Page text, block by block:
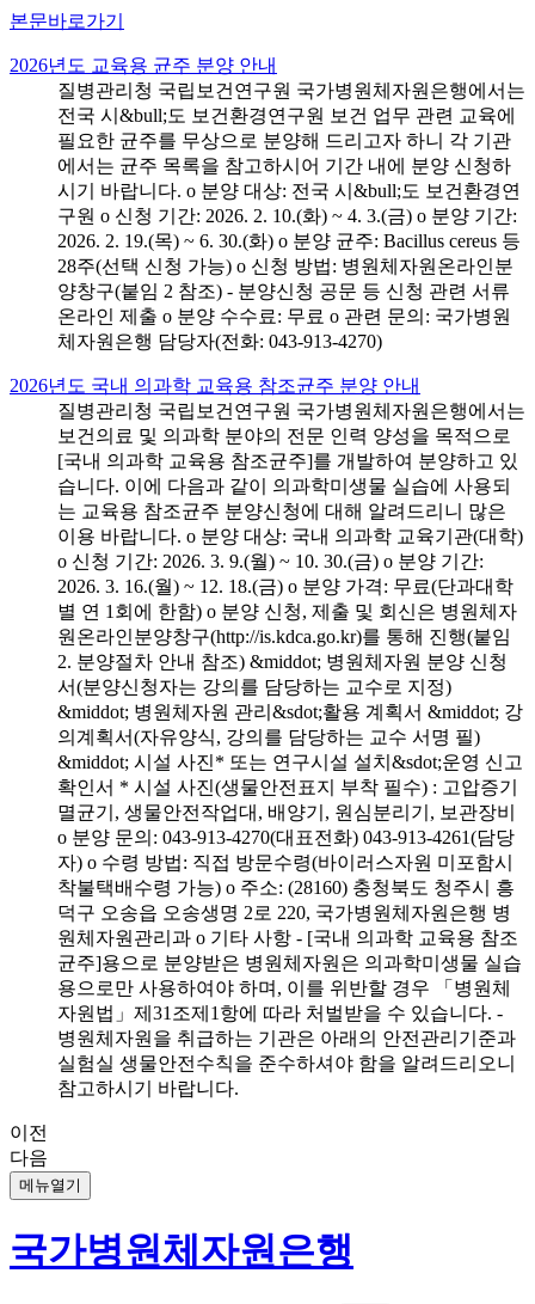
본문바로가기
2026년도 교육용 균주 분양 안내
질병관리청 국립보건연구원 국가병원체자원은행에서는
전국 시&bull;도 보건환경연구원 보건 업무 관련 교육에
필요한 균주를 무상으로 분양해 드리고자 하니 각 기관
에서는 균주 목록을 참고하시어 기간 내에 분양 신청하
시기 바랍니다. o 분양 대상: 전국 시&bull;도 보건환경연
구원 o 신청 기간: 2026. 2. 10.(화) ~ 4. 3.(금) o 분양 기간:
2026. 2. 19.(목) ~ 6. 30.(화) o 분양 균주: Bacillus cereus 등
28주(선택 신청 가능) o 신청 방법: 병원체자원온라인분
양창구(붙임 2 참조) - 분양신청 공문 등 신청 관련 서류
온라인 제출 o 분양 수수료: 무료 o 관련 문의: 국가병원
체자원은행 담당자(전화: 043-913-4270)
2026년도 국내 의과학 교육용 참조균주 분양 안내
질병관리청 국립보건연구원 국가병원체자원은행에서는
보건의료 및 의과학 분야의 전문 인력 양성을 목적으로
[국내 의과학 교육용 참조균주]를 개발하여 분양하고 있
습니다. 이에 다음과 같이 의과학미생물 실습에 사용되
는 교육용 참조균주 분양신청에 대해 알려드리니 많은
이용 바랍니다. o 분양 대상: 국내 의과학 교육기관(대학)
o 신청 기간: 2026. 3. 9.(월) ~ 10. 30.(금) o 분양 기간:
2026. 3. 16.(월) ~ 12. 18.(금) o 분양 가격: 무료(단과대학
별 연 1회에 한함) o 분양 신청, 제출 및 회신은 병원체자
원온라인분양창구(http://is.kdca.go.kr)를 통해 진행(붙임
2. 분양절차 안내 참조) &middot; 병원체자원 분양 신청
서(분양신청자는 강의를 담당하는 교수로 지정)
&middot; 병원체자원 관리&sdot;활용 계획서 &middot; 강
의계획서(자유양식, 강의를 담당하는 교수 서명 필)
&middot; 시설 사진* 또는 연구시설 설치&sdot;운영 신고
확인서 * 시설 사진(생물안전표지 부착 필수) : 고압증기
멸균기, 생물안전작업대, 배양기, 원심분리기, 보관장비
o 분양 문의: 043-913-4270(대표전화) 043-913-4261(담당
자) o 수령 방법: 직접 방문수령(바이러스자원 미포함시
착불택배수령 가능) o 주소: (28160) 충청북도 청주시 흥
덕구 오송읍 오송생명 2로 220, 국가병원체자원은행 병
원체자원관리과 o 기타 사항 - [국내 의과학 교육용 참조
균주]용으로 분양받은 병원체자원은 의과학미생물 실습
용으로만 사용하여야 하며, 이를 위반할 경우 「병원체
자원법」제31조제1항에 따라 처벌받을 수 있습니다. -
병원체자원을 취급하는 기관은 아래의 안전관리기준과
실험실 생물안전수칙을 준수하셔야 함을 알려드리오니
참고하시기 바랍니다.
이전
다음
메뉴열기
국가병원체자원은행